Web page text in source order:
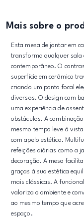
Mais sobre o
Esta mesa de jantar em
transforma qualquer sala
contemporâneo. O
superfície em cerâmico
criando um ponto focal
diversos. O design com
uma experiência de
obstáculos. A
mesmo tempo leve à
com apelo estético.
refeições diárias como a
decoração. A mesa
graças à sua estética
mais clássicas. A
valoriza o ambiente e
ao mesmo tempo que
espaço.